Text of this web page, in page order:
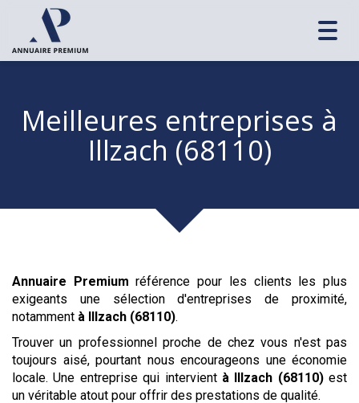
Meilleures entreprises à
Illzach (68110)
Annuaire Premium référence pour les clients les plus
exigeants une sélection d'entreprises de proximité,
notamment à Illzach (68110).
Trouver un professionnel proche de chez vous n'est pas
toujours aisé, pourtant nous encourageons une économie
locale. Une entreprise qui intervient à Illzach (68110)est
un véritable atout pour offrir des prestations de qualité.